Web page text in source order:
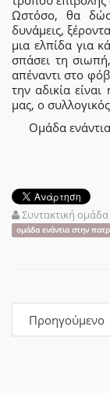
Ωστόσο, θα
δυνάμεις,
μια ελπίδα για
σπάσει τη
απέναντι στο
την αδικία
μας, ο
Ομάδα
Συντακτική ομάδα
ομάδα ενάντια στην
Προηγούμενο